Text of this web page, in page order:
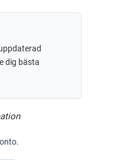
dig bästa
.